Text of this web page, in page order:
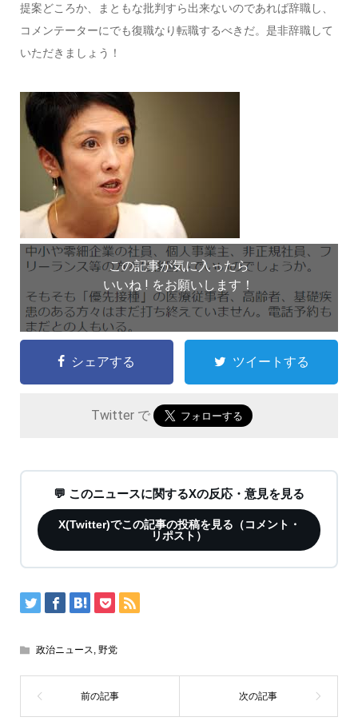
提案どころか、まともな批判すら出来ないのであれば辞職し、
コメンテーターにでも復職なり転職するべきだ。是非辞職して
いただきましょう！
この記事が気に入ったら
いいね ! をお願いします！
シェアする ツイートする
Twitter で
💬 このニュースに関するXの反応・意見を見る
X(Twitter)でこの記事の投稿を見る（コメント・
リポスト）
政治ニュース 野党